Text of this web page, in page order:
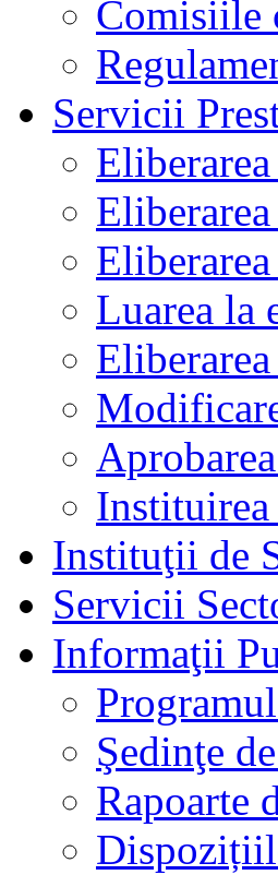
Comisiile
Servicii
Luarea la
Instituţii de
Servicii
Informaţii
Şedinţe
Rapoarte